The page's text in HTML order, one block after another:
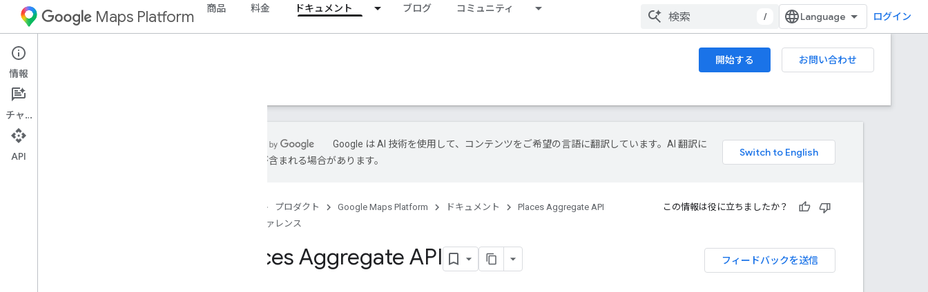
Maps Platform 商品 料金 ドキュメント ブログ コミュニティ
/ ログイン
Places Aggregate API 開始する
お問い合わせ
ガイド
Google は AI 技術を使用して、コンテンツをご希望の言語に翻訳しています。AI 翻訳に
は誤りが含まれる場合があります。
プロダクト Google Maps Platform ドキュメント
Places Aggregate API
リファレンス
この情報は役に立ちましたか？
フィードバックを送信
Places Aggregate API
情報
チャット
API